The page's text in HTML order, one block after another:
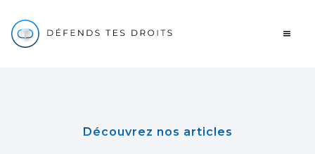
Découvrez nos articles